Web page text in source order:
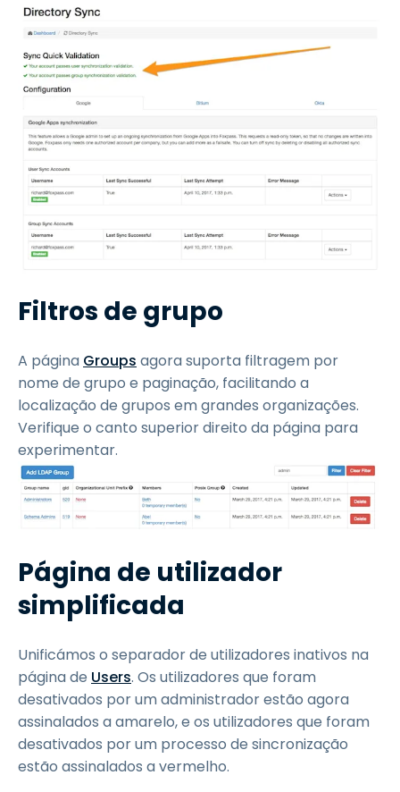
Filtros de grupo
A página Groups agora suporta filtragem por
nome de grupo e paginação, facilitando a
localização de grupos em grandes organizações.
Verifique o canto superior direito da página para
experimentar.
Página de utilizador
simplificada
Unificámos o separador de utilizadores inativos na
página de Users. Os utilizadores que foram
desativados por um administrador estão agora
assinalados a amarelo, e os utilizadores que foram
desativados por um processo de sincronização
estão assinalados a vermelho.